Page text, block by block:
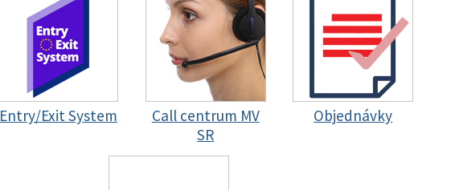
Entry/Exit System
Call centrum MV
SR
Objednávky